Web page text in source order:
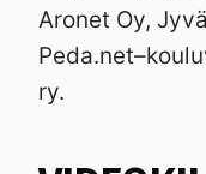
Aronet Oy,
ry.